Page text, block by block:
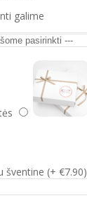
galime
šventine (+ €7.90)